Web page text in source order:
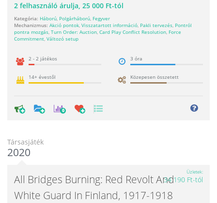
2 felhasználó árulja, 25 000 Ft-tól
Kategória: Háború, Polgárháború, Fegyver
Mechanizmus: Akció pontok, Visszatartott információ, Pakli tervezés, Pontról
pontra mozgás, Turn Order: Auction, Card Play Conflict Resolution, Force
Commitment, Változó setup
2 - 2 játékos 3 óra
14+ évestől Közepesen összetett
0
Társasjáték
2020
All Bridges Burning: Red Revolt And
White Guard In Finland, 1917-1918
Üzletek
34 190 Ft-tól